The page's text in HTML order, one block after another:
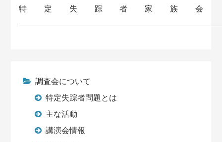
特定失踪者家族会
調査会について
特定失踪者問題とは
主な活動
講演会情報